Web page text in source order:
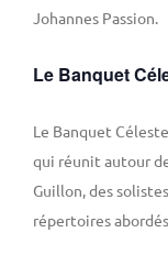
Johannes Passion.
Le Banquet
Le Banquet
qui réunit autour
Guillon, des
répertoires